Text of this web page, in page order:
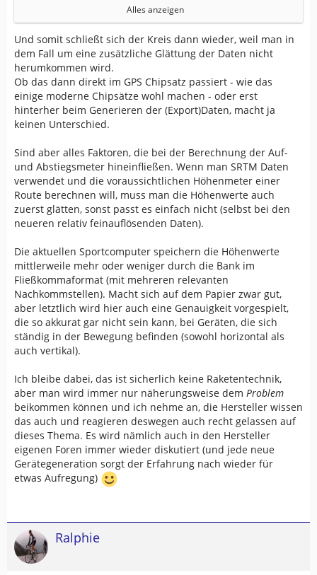
Ich bin da inzwischen aber eher pessimistisch. Die
Genauigkeit von GPS Empfängern hängt immer von der
Satellitenkonstellation ab. Und leider auch von der
Empfindlichkeit. Und in diesem Fall bedeutet ein
empfindlicher Empfänger leider nicht bessere
Genauigkeit. Im Gegenteil die Empfindlichkeit ist
kontraproduktiv.
Ich hab hier auf dem Schreibtisch kommerzielle
Zentimeterbereich (auch Höhe) machen kann. Klar, der
Schlüssel dazu heißt in erster Linie RTK. Aber eben auch
die Empfindlichkeit. Diese Empfänger empfangen nichts
auf meinem Schreibtisch, während mein Garmin fröhlich
eine Position hat (die wie blöde zappelt). Die empfangen
noch nicht mal auf meinem Fensterbrett etwas. Aber
RTK eine Position, die deutlich weniger Rauschen
aufweist.
Und da sind wir eben auch bei den Problemen im
Consumer Bereich. Freizeitgestaltung findet nicht auf
offenem Feld statt. Eher im Gegenteil. Schön ist es dort
wo der Empfang schlecht ist. Wenn dort der Empfang
nicht abreißen soll, brauche ich empfindliche Empfänger,
Position beziehen. Von der Präzision kann man dann
aber nichts erwarten.
Alles anzeigen
Und somit schließt sich der Kreis dann wieder, weil man in
dem Fall um eine zusätzliche Glättung der Daten nicht
herumkommen wird.
Ob das dann direkt im GPS Chipsatz passiert - wie das
einige moderne Chipsätze wohl machen - oder erst
hinterher beim Generieren der (Export)Daten, macht ja
keinen Unterschied.
Sind aber alles Faktoren, die bei der Berechnung der Auf-
und Abstiegsmeter hineinfließen. Wenn man SRTM Daten
verwendet und die voraussichtlichen Höhenmeter einer
Route berechnen will, muss man die Höhenwerte auch
zuerst glätten, sonst passt es einfach nicht (selbst bei den
neueren relativ feinauflösenden Daten).
Die aktuellen Sportcomputer speichern die Höhenwerte
mittlerweile mehr oder weniger durch die Bank im
Fließkommaformat (mit mehreren relevanten
Nachkommstellen). Macht sich auf dem Papier zwar gut,
aber letztlich wird hier auch eine Genauigkeit vorgespielt,
die so akkurat gar nicht sein kann, bei Geräten, die sich
ständig in der Bewegung befinden (sowohl horizontal als
auch vertikal).
Ich bleibe dabei, das ist sicherlich keine Raketentechnik,
aber man wird immer nur näherungsweise dem Problem
beikommen können und ich nehme an, die Hersteller wissen
das auch und reagieren deswegen auch recht gelassen auf
dieses Thema. Es wird nämlich auch in den Hersteller
eigenen Foren immer wieder diskutiert (und jede neue
Gerätegeneration sorgt der Erfahrung nach wieder für
etwas Aufregung)
Ralphie